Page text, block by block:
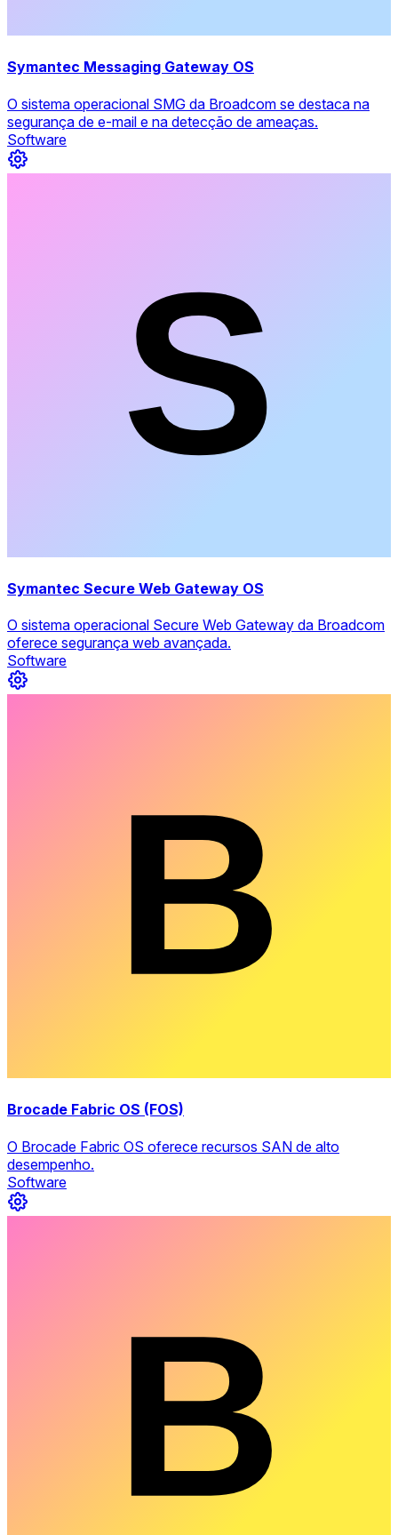
Symantec Messaging Gateway OS
O sistema operacional SMG da Broadcom se destaca na
segurança de e-mail e na detecção de ameaças.
Software
Symantec Secure Web Gateway OS
O sistema operacional Secure Web Gateway da Broadcom
oferece segurança web avançada.
Software
Brocade Fabric OS (FOS)
O Brocade Fabric OS oferece recursos SAN de alto
desempenho.
Software